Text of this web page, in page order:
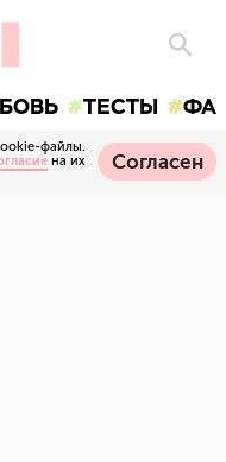
ТЕСТЫ
файлы.
на их
Согласен